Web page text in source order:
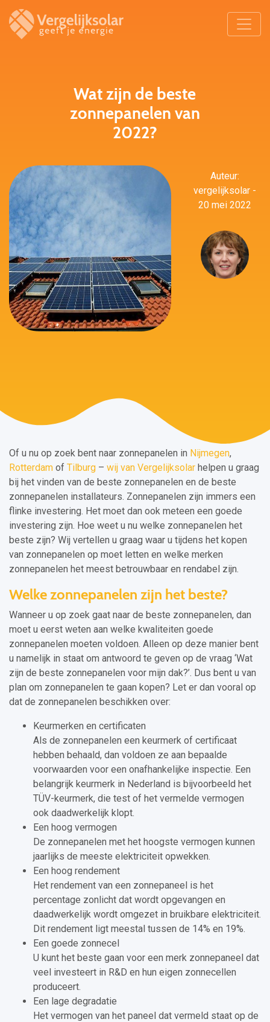
Wat zijn de beste
zonnepanelen van
2022?
Auteur:
vergelijksolar -
20 mei 2022
Of u nu op zoek bent naar zonnepanelen in Nijmegen,
Rotterdam of Tilburg – wij van Vergelijksolar helpen u graag
bij het vinden van de beste zonnepanelen en de beste
zonnepanelen installateurs. Zonnepanelen zijn immers een
flinke investering. Het moet dan ook meteen een goede
investering zijn. Hoe weet u nu welke zonnepanelen het
beste zijn? Wij vertellen u graag waar u tijdens het kopen
van zonnepanelen op moet letten en welke merken
zonnepanelen het meest betrouwbaar en rendabel zijn.
Welke zonnepanelen zijn het beste?
Wanneer u op zoek gaat naar de beste zonnepanelen, dan
moet u eerst weten aan welke kwaliteiten goede
zonnepanelen moeten voldoen. Alleen op deze manier bent
u namelijk in staat om antwoord te geven op de vraag ‘Wat
zijn de beste zonnepanelen voor mijn dak?’. Dus bent u van
plan om zonnepanelen te gaan kopen? Let er dan vooral op
dat de zonnepanelen beschikken over:
Keurmerken en certificaten
Als de zonnepanelen een keurmerk of certificaat
hebben behaald, dan voldoen ze aan bepaalde
voorwaarden voor een onafhankelijke inspectie. Een
belangrijk keurmerk in Nederland is bijvoorbeeld het
TÜV-keurmerk, die test of het vermelde vermogen
ook daadwerkelijk klopt.
Een hoog vermogen
De zonnepanelen met het hoogste vermogen kunnen
jaarlijks de meeste elektriciteit opwekken.
Een hoog rendement
Het rendement van een zonnepaneel is het
percentage zonlicht dat wordt opgevangen en
daadwerkelijk wordt omgezet in bruikbare elektriciteit.
Dit rendement ligt meestal tussen de 14% en 19%.
Een goede zonnecel
U kunt het beste gaan voor een merk zonnepaneel dat
veel investeert in R&D en hun eigen zonnecellen
produceert.
Een lage degradatie
Het vermogen van het paneel dat vermeld staat op de